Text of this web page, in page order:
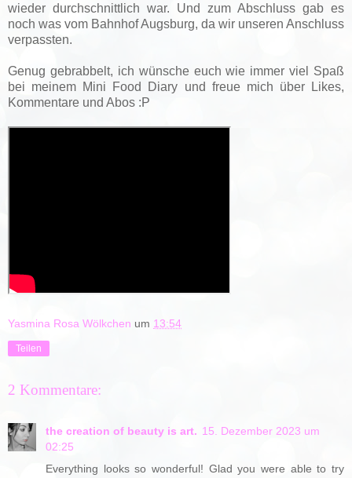
wieder durchschnittlich war. Und zum Abschluss gab es
noch was vom Bahnhof Augsburg, da wir unseren Anschluss
verpassten.
Genug gebrabbelt, ich wünsche euch wie immer viel Spaß
bei meinem Mini Food Diary und freue mich über Likes,
Kommentare und Abos :P
Yasmina Rosa Wölkchen um 13:54
Teilen
2 Kommentare:
the creation of beauty is art. 15. Dezember 2023 um
02:25
Everything looks so wonderful! Glad you were able to try